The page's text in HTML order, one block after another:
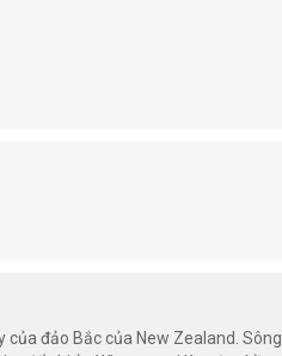
đảo Bắc của New Zealand. Sông